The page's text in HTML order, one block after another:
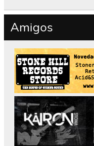
Amigos